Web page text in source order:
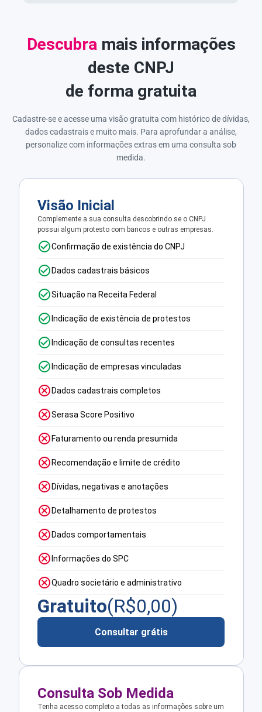
Descubramais informações
deste CNPJ
de forma gratuita
Cadastre-se e acesse uma visão gratuita com histórico de dívidas,
dados cadastrais e muito mais. Para aprofundar a análise,
personalize com informações extras em uma consulta sob
medida.
Visão Inicial
Complemente a sua consulta descobrindo se o CNPJ
possui algum protesto com bancos e outras empresas.
Confirmação de existência do CNPJ
Dados cadastrais básicos
Situação na Receita Federal
Indicação de existência de protestos
Indicação de consultas recentes
Indicação de empresas vinculadas
Dados cadastrais completos
Serasa Score Positivo
Faturamento ou renda presumida
Recomendação e limite de crédito
Dívidas, negativas e anotações
Detalhamento de protestos
Dados comportamentais
Informações do SPC
Quadro societário e administrativo
Gratuito(R$0,00)
Consultar grátis
Consulta Sob Medida
Tenha acesso completo a todas as informações sobre um